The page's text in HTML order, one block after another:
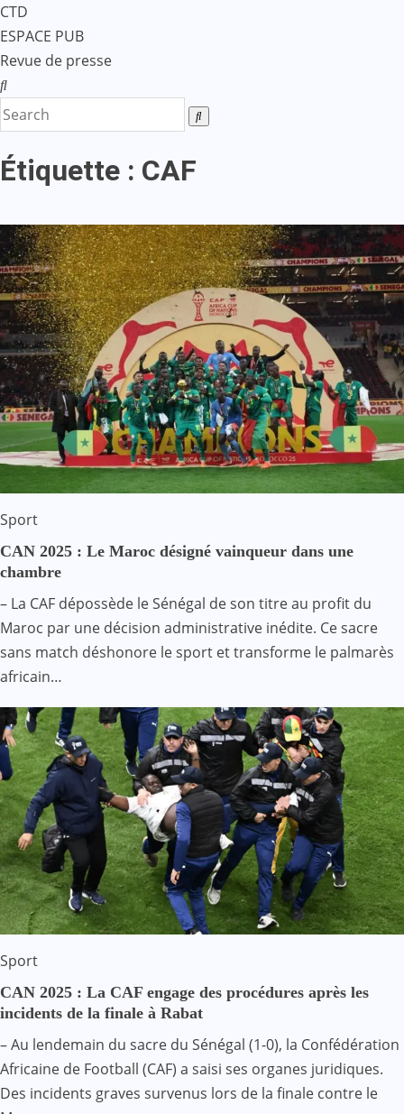
CTD
ESPACE PUB
Revue de presse
Étiquette : CAF
Sport
CAN 2025 : Le Maroc désigné vainqueur dans une
chambre
– La CAF dépossède le Sénégal de son titre au profit du
Maroc par une décision administrative inédite. Ce sacre
sans match déshonore le sport et transforme le palmarès
africain…
Sport
CAN 2025 : La CAF engage des procédures après les
incidents de la finale à Rabat
– Au lendemain du sacre du Sénégal (1-0), la Confédération
Africaine de Football (CAF) a saisi ses organes juridiques.
Des incidents graves survenus lors de la finale contre le